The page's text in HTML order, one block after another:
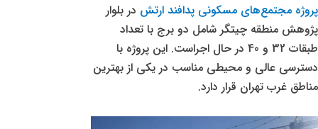
پروژه مجتمع‌های مسکونی پدافند ارتش در بلوار
پژوهش منطقه چیتگر شامل دو برج با تعداد
طبقات 32 و 40 در حال اجراست. این پروژه با
دسترسی عالی و محیطی مناسب در یکی از بهترین
مناطق غرب تهران قرار دارد.